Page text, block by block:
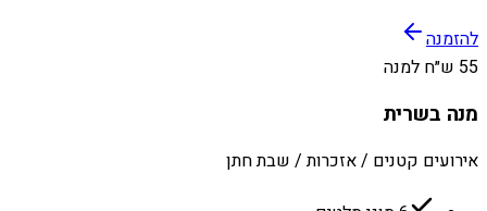
להזמנה
55 ש״ח למנה
מנה בשרית
אירועים קטנים / אזכרות / שבת חתן